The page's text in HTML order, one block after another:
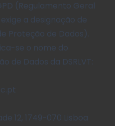
(Regulamento Geral
a designação de
Proteção de Dados).
se o nome do
de Dados da DSRLVT:
12, 1749-070 Lisboa